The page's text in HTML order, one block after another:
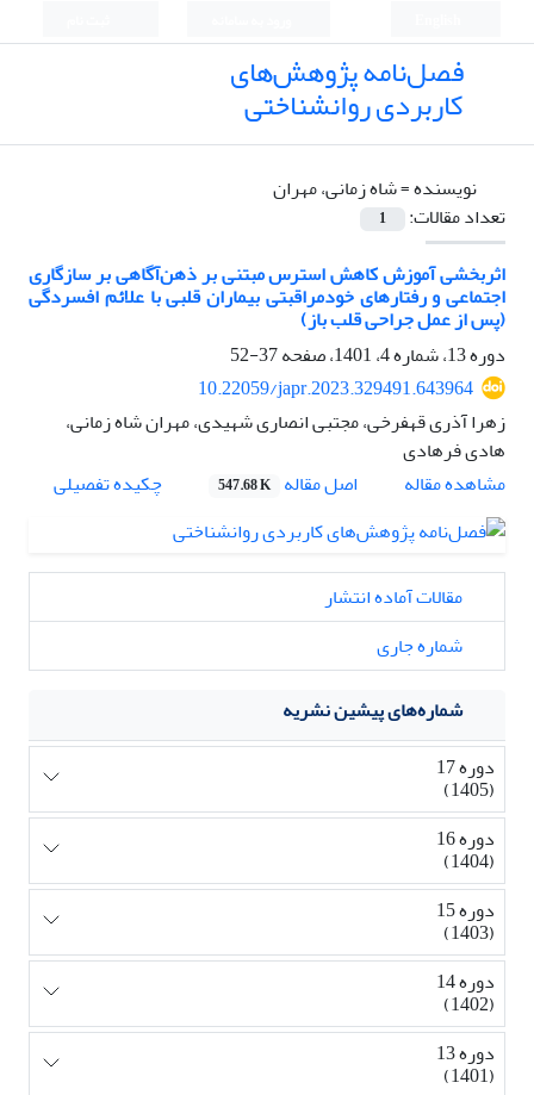
فصل‌نامه پژوهش‌های
کاربردی روانشناختی
نویسنده =شاه زمانی، مهران
تعداد مقالات:
1
اثربخشی آموزش کاهش استرس مبتنی بر ذهن‌آگاهی بر سازگاری
اجتماعی و رفتارهای خودمراقبتی بیماران قلبی با علائم افسردگی
(پس از عمل جراحی قلب باز)
دوره 13، شماره 4، 1401، صفحه
37-52
10.22059/japr.2023.329491.643964
زهرا آذری قهفرخی، مجتبی انصاری شهیدی، مهران شاه زمانی،
هادی فرهادی
مشاهده مقاله
اصل مقاله 547.68 K چکیده تفصیلی
مقالات آماده انتشار
شماره جاری
شماره‌های پیشین نشریه
دوره 17
(1405)
دوره 16
(1404)
دوره 15
(1403)
دوره 14
(1402)
دوره 13
(1401)